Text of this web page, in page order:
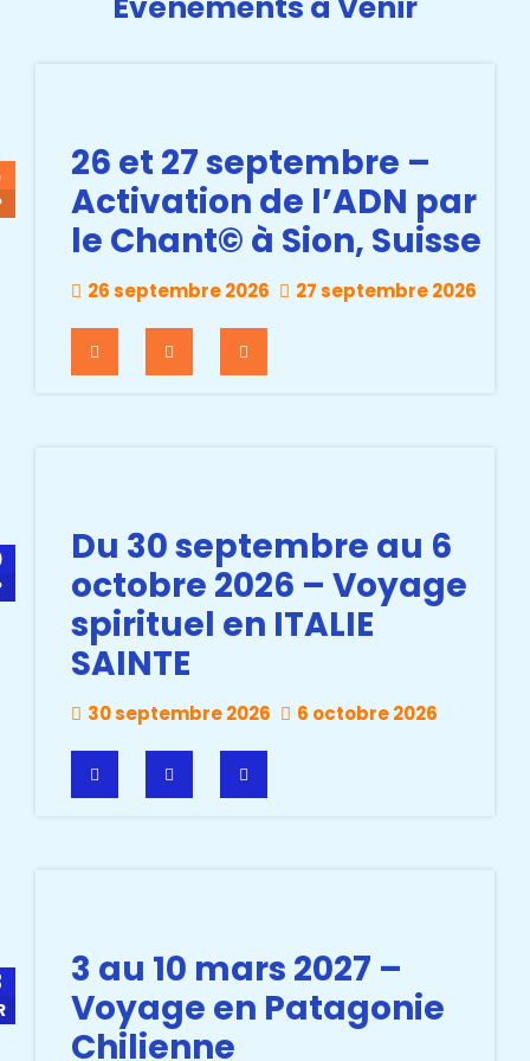
26 et 27 septembre –
Activation de l’ADN par
le Chant© à Sion, Suisse
26 septembre 2026 27 septembre 2026
Du 30 septembre au 6
octobre 2026 – Voyage
spirituel en ITALIE
SAINTE
30 septembre 2026 6 octobre 2026
3 au 10 mars 2027 –
Voyage en Patagonie
Chilienne